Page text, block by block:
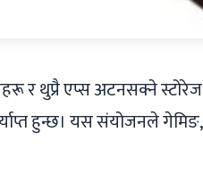
र थुप्रै एप्स अटनसक्ने
हुन्छ। यस संयोजनले